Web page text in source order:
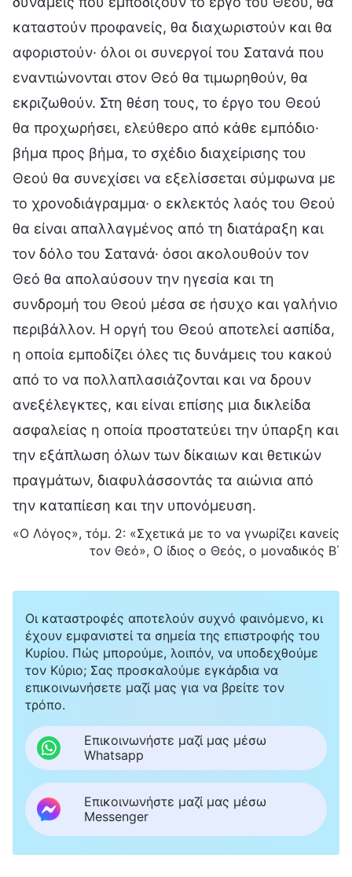
καταστούν προφανείς, θα διαχωριστούν και θα
αφοριστούν· όλοι οι συνεργοί του Σατανά που
εναντιώνονται στον Θεό θα τιμωρηθούν, θα
εκριζωθούν. Στη θέση τους, το έργο του Θεού
θα προχωρήσει, ελεύθερο από κάθε εμπόδιο·
βήμα προς βήμα, το σχέδιο διαχείρισης του
Θεού θα συνεχίσει να εξελίσσεται σύμφωνα με
το χρονοδιάγραμμα· ο εκλεκτός λαός του Θεού
θα είναι απαλλαγμένος από τη διατάραξη και
τον δόλο του Σατανά· όσοι ακολουθούν τον
Θεό θα απολαύσουν την ηγεσία και τη
συνδρομή του Θεού μέσα σε ήσυχο και γαλήνιο
περιβάλλον. Η οργή του Θεού αποτελεί ασπίδα,
η οποία εμποδίζει όλες τις δυνάμεις του κακού
από το να πολλαπλασιάζονται και να δρουν
ανεξέλεγκτες, και είναι επίσης μια δικλείδα
ασφαλείας η οποία προστατεύει την ύπαρξη και
την εξάπλωση όλων των δίκαιων και θετικών
πραγμάτων, διαφυλάσσοντάς τα αιώνια από
την καταπίεση και την υπονόμευση.
«Ο Λόγος», τόμ. 2: «Σχετικά με το να γνωρίζει κανείς
τον Θεό», Ο ίδιος ο Θεός, ο μοναδικός Β΄
Οι καταστροφές αποτελούν συχνό φαινόμενο, κι
έχουν εμφανιστεί τα σημεία της επιστροφής του
Κυρίου. Πώς μπορούμε, λοιπόν, να υποδεχθούμε
τον Κύριο; Σας προσκαλούμε εγκάρδια να
επικοινωνήσετε μαζί μας για να βρείτε τον
τρόπο.
Επικοινωνήστε μαζί μας μέσω
Whatsapp
Επικοινωνήστε μαζί μας μέσω
Messenger